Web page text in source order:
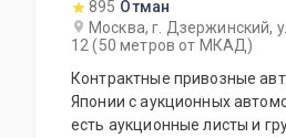
895 Отман
Москва, г. Дзержинский,
12 (50 метров от МКАД)
Контрактные привозные
Японии с аукционных
есть аукционные листы и